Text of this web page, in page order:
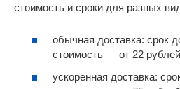
стоимость и сроки для разных
обычная доставка: срок
стоимость — от 22 рублей
ускоренная доставка: